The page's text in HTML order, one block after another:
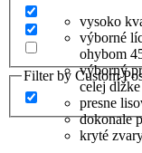
Filter by Custom
vysoko
výborné
ohybom
výborný
celej dĺžke
presne
dokonale
kryté